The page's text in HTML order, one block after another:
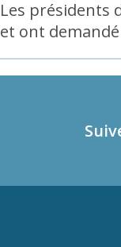
Les présidents
et ont